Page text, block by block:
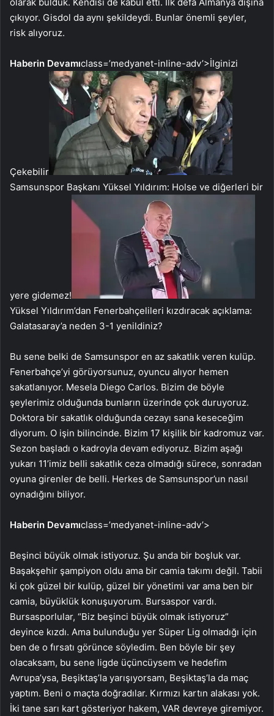
çıkıyor. Gisdol da aynı şekildeydi. Bunlar önemli şeyler,
risk alıyoruz.
Haberin Devamıclass=’medyanet-inline-adv’>İlginizi
Çekebilir
Samsunspor Başkanı Yüksel Yıldırım: Holse ve diğerleri bir
yere gidemez!
Yüksel Yıldırım’dan Fenerbahçelileri kızdıracak açıklama:
Galatasaray’a neden 3-1 yenildiniz?
Bu sene belki de Samsunspor en az sakatlık veren kulüp.
Fenerbahçe’yi görüyorsunuz, oyuncu alıyor hemen
sakatlanıyor. Mesela Diego Carlos. Bizim de böyle
şeylerimiz olduğunda bunların üzerinde çok duruyoruz.
Doktora bir sakatlık olduğunda cezayı sana keseceğim
diyorum. O işin bilincinde. Bizim 17 kişilik bir kadromuz var.
Sezon başladı o kadroyla devam ediyoruz. Bizim aşağı
yukarı 11’imiz belli sakatlık ceza olmadığı sürece, sonradan
oyuna girenler de belli. Herkes de Samsunspor’un nasıl
oynadığını biliyor.
Haberin Devamıclass=’medyanet-inline-adv’>
Beşinci büyük olmak istiyoruz. Şu anda bir boşluk var.
Başakşehir şampiyon oldu ama bir camia takımı değil. Tabii
ki çok güzel bir kulüp, güzel bir yönetimi var ama ben bir
camia, büyüklük konuşuyorum. Bursaspor vardı.
Bursasporlular, “Biz beşinci büyük olmak istiyoruz”
deyince kızdı. Ama bulunduğu yer Süper Lig olmadığı için
ben de o fırsatı görünce söyledim. Ben böyle bir şey
olacaksam, bu sene ligde üçüncüysem ve hedefim
Avrupa’ysa, Beşiktaş’la yarışıyorsam, Beşiktaş’la da maç
yaptım. Beni o maçta doğradılar. Kırmızı kartın alakası yok.
İki tane sarı kart gösteriyor hakem, VAR devreye giremiyor.